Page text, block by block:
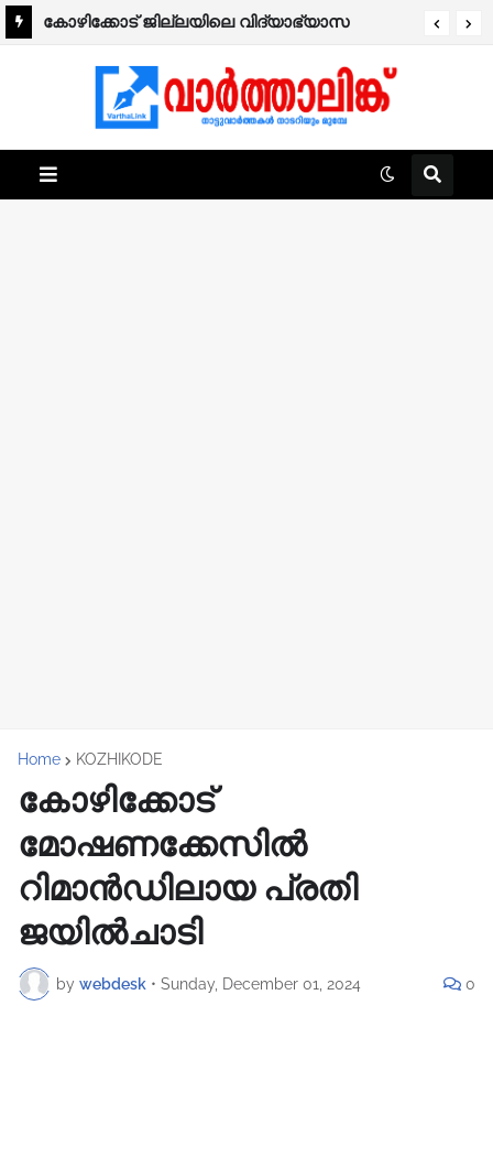
കോഴിക്കോട് ജില്ലയിലെ വിദ്യാഭ്യാസ
Home KOZHIKODE
കോഴിക്കോട്
മോഷണക്കേസിൽ
റിമാന്‍ഡിലായ പ്രതി
ജയില്‍ചാടി
by webdesk • Sunday, December 01, 2024 0